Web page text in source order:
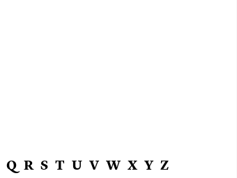
Q R S T U V W X Y Z